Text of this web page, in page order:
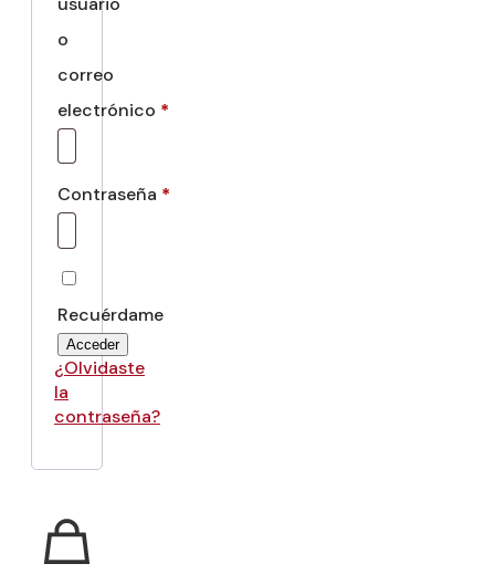
o
correo
electrónico *
Contraseña *
Recuérdame
Acceder
¿Olvidaste
la
contraseña?